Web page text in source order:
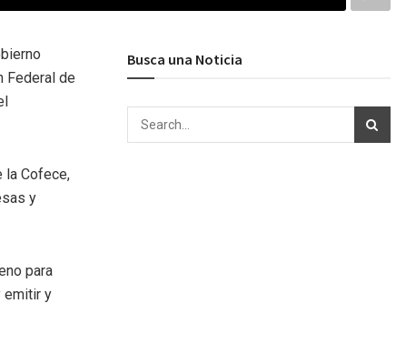
Federal de
la Cofece,
y
para
emitir y
Busca una Noticia